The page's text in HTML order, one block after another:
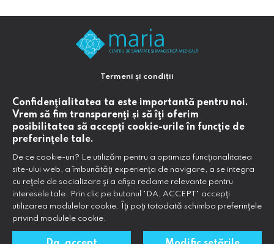
Termeni și condiții
Politica de confidențialitate
Politica de utilizare a modulelor cookie
Sistem de management al calității SR EN ISO 9OO1/2O15
Declaratie impozit
Confidenţialitatea ta este importantă pentru noi.
Vrem să fim transparenţi și să îţi oferim
posibilitatea să accepţi cookie-urile în funcţie de
preferinţele tale.
De ce cookie-uri? Le utilizăm pentru a optimiza funcţionalitatea
site-ului web, a îmbunătăţi experienţa de navigare, a se integra
cu reţele de socializare şi a afişa reclame relevante pentru
interesele tale. Prin clic pe butonul "DA, ACCEPT" accepţi
utilizarea modulelor cookie. Îţi poţi totodată schimba preferinţele
privind modulele cookie.